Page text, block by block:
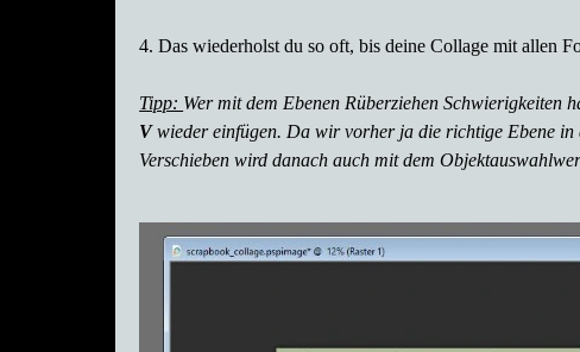
4.Das wiederholst du so oft, bis deine Collage mit allen
Tipp: Wer mit dem Ebenen Rüberziehen Schwierigkeiten
Vwieder einfügen. Da wir vorher ja die richtige Ebene
Verschieben wird danach auch mit dem